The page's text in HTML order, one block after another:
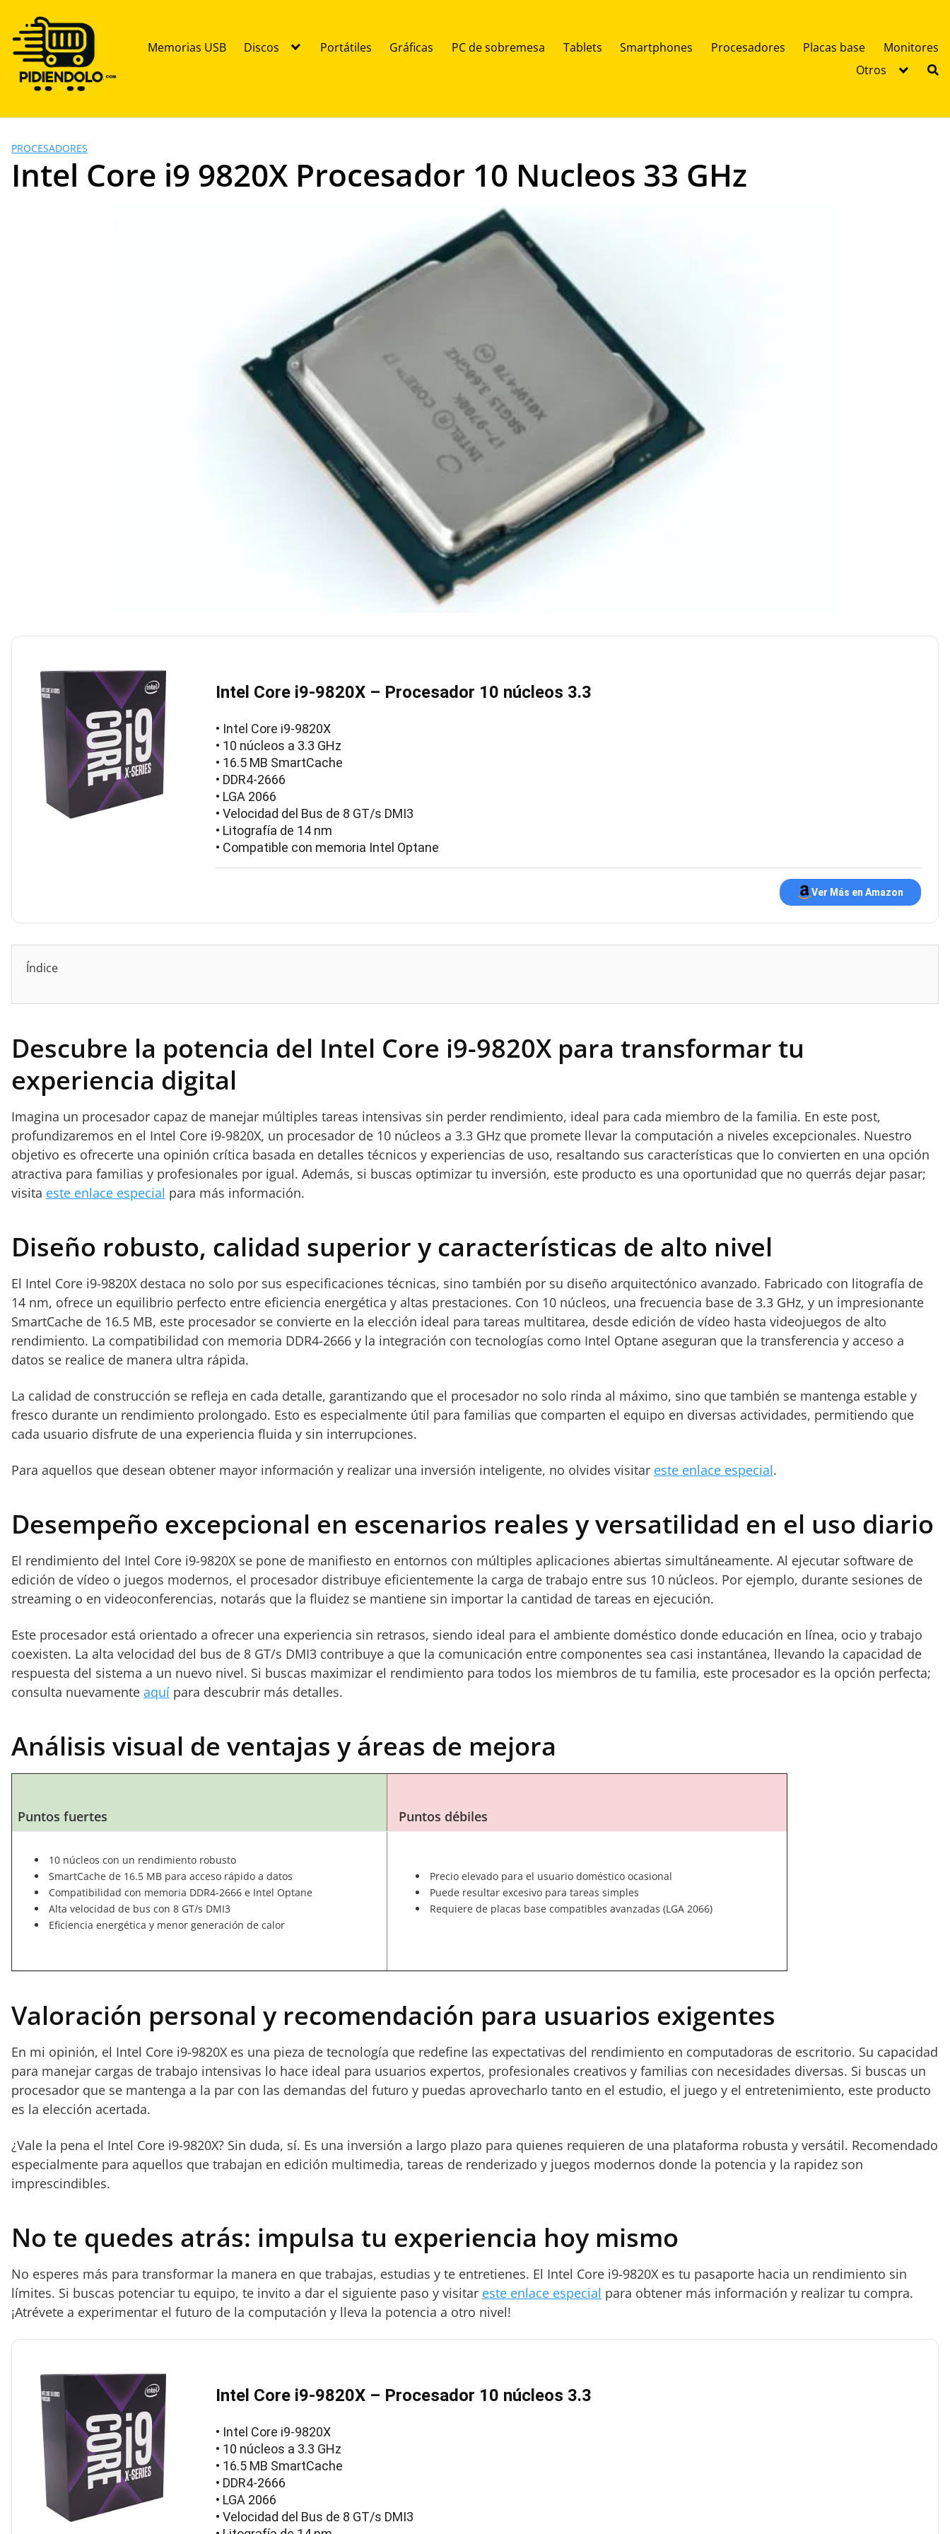
contenido
Memorias USB Discos Portátiles Gráficas PC de sobremesa Tablets Smartphones Procesadores Placas base
Monitores
Otros
PROCESADORES
Intel Core i9 9820X Procesador 10 Nucleos 33 GHz
Intel Core i9-9820X – Procesador 10 núcleos 3.3
• Intel Core i9-9820X
• 10 núcleos a 3.3 GHz
• 16.5 MB SmartCache
• DDR4-2666
• LGA 2066
• Velocidad del Bus de 8 GT/s DMI3
• Litografía de 14 nm
• Compatible con memoria Intel Optane
Ver Más en Amazon
Índice
Descubre la potencia del Intel Core i9-9820X para transformar tu
experiencia digital
Imagina un procesador capaz de manejar múltiples tareas intensivas sin perder rendimiento, ideal para cada miembro de la familia. En este post,
profundizaremos en el Intel Core i9-9820X, un procesador de 10 núcleos a 3.3 GHz que promete llevar la computación a niveles excepcionales. Nuestro
objetivo es ofrecerte una opinión crítica basada en detalles técnicos y experiencias de uso, resaltando sus características que lo convierten en una opción
atractiva para familias y profesionales por igual. Además, si buscas optimizar tu inversión, este producto es una oportunidad que no querrás dejar pasar;
visita este enlace especial para más información.
Diseño robusto, calidad superior y características de alto nivel
El Intel Core i9-9820X destaca no solo por sus especificaciones técnicas, sino también por su diseño arquitectónico avanzado. Fabricado con litografía de
14 nm, ofrece un equilibrio perfecto entre eficiencia energética y altas prestaciones. Con 10 núcleos, una frecuencia base de 3.3 GHz, y un impresionante
SmartCache de 16.5 MB, este procesador se convierte en la elección ideal para tareas multitarea, desde edición de vídeo hasta videojuegos de alto
rendimiento. La compatibilidad con memoria DDR4-2666 y la integración con tecnologías como Intel Optane aseguran que la transferencia y acceso a
datos se realice de manera ultra rápida.
La calidad de construcción se refleja en cada detalle, garantizando que el procesador no solo rinda al máximo, sino que también se mantenga estable y
fresco durante un rendimiento prolongado. Esto es especialmente útil para familias que comparten el equipo en diversas actividades, permitiendo que
cada usuario disfrute de una experiencia fluida y sin interrupciones.
Para aquellos que desean obtener mayor información y realizar una inversión inteligente, no olvides visitar este enlace especial.
Desempeño excepcional en escenarios reales y versatilidad en el uso diario
El rendimiento del Intel Core i9-9820X se pone de manifiesto en entornos con múltiples aplicaciones abiertas simultáneamente. Al ejecutar software de
edición de vídeo o juegos modernos, el procesador distribuye eficientemente la carga de trabajo entre sus 10 núcleos. Por ejemplo, durante sesiones de
streaming o en videoconferencias, notarás que la fluidez se mantiene sin importar la cantidad de tareas en ejecución.
Este procesador está orientado a ofrecer una experiencia sin retrasos, siendo ideal para el ambiente doméstico donde educación en línea, ocio y trabajo
coexisten. La alta velocidad del bus de 8 GT/s DMI3 contribuye a que la comunicación entre componentes sea casi instantánea, llevando la capacidad de
respuesta del sistema a un nuevo nivel. Si buscas maximizar el rendimiento para todos los miembros de tu familia, este procesador es la opción perfecta;
consulta nuevamente aquí para descubrir más detalles.
Análisis visual de ventajas y áreas de mejora
Puntos fuertes Puntos débiles
10 núcleos con un rendimiento robusto
SmartCache de 16.5 MB para acceso rápido a datos
Compatibilidad con memoria DDR4-2666 e Intel Optane
Alta velocidad de bus con 8 GT/s DMI3
Eficiencia energética y menor generación de calor
Precio elevado para el usuario doméstico ocasional
Puede resultar excesivo para tareas simples
Requiere de placas base compatibles avanzadas (LGA 2066)
Valoración personal y recomendación para usuarios exigentes
En mi opinión, el Intel Core i9-9820X es una pieza de tecnología que redefine las expectativas del rendimiento en computadoras de escritorio. Su capacidad
para manejar cargas de trabajo intensivas lo hace ideal para usuarios expertos, profesionales creativos y familias con necesidades diversas. Si buscas un
procesador que se mantenga a la par con las demandas del futuro y puedas aprovecharlo tanto en el estudio, el juego y el entretenimiento, este producto
es la elección acertada.
¿Vale la pena el Intel Core i9-9820X? Sin duda, sí. Es una inversión a largo plazo para quienes requieren de una plataforma robusta y versátil. Recomendado
especialmente para aquellos que trabajan en edición multimedia, tareas de renderizado y juegos modernos donde la potencia y la rapidez son
imprescindibles.
No te quedes atrás: impulsa tu experiencia hoy mismo
No esperes más para transformar la manera en que trabajas, estudias y te entretienes. El Intel Core i9-9820X es tu pasaporte hacia un rendimiento sin
límites. Si buscas potenciar tu equipo, te invito a dar el siguiente paso y visitar este enlace especial para obtener más información y realizar tu compra.
¡Atrévete a experimentar el futuro de la computación y lleva la potencia a otro nivel!
Intel Core i9-9820X – Procesador 10 núcleos 3.3
• Intel Core i9-9820X
• 10 núcleos a 3.3 GHz
• 16.5 MB SmartCache
• DDR4-2666
• LGA 2066
• Velocidad del Bus de 8 GT/s DMI3